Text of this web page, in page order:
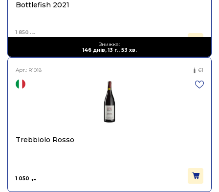
Знижка:
146 днів, 13 г., 53 хв.
Bottlefish 2021
1 850 грн.
Арт.: R1018 61
Trebbiolo Rosso
1 050 грн.